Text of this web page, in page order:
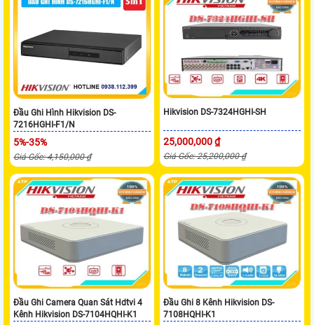
Đầu Ghi Hình Hikvision DS-
7216HGHI-F1/N
5%-35%
Giá Gốc: 4,150,000 ₫
Hikvision DS-7324HGHI-SH
25,000,000 ₫
Giá Gốc: 25,200,000 ₫
Đầu Ghi Camera Quan Sát Hdtvi 4
Kênh Hikvision DS-7104HQHI-K1
Đầu Ghi 8 Kênh Hikvision DS-
7108HQHI-K1